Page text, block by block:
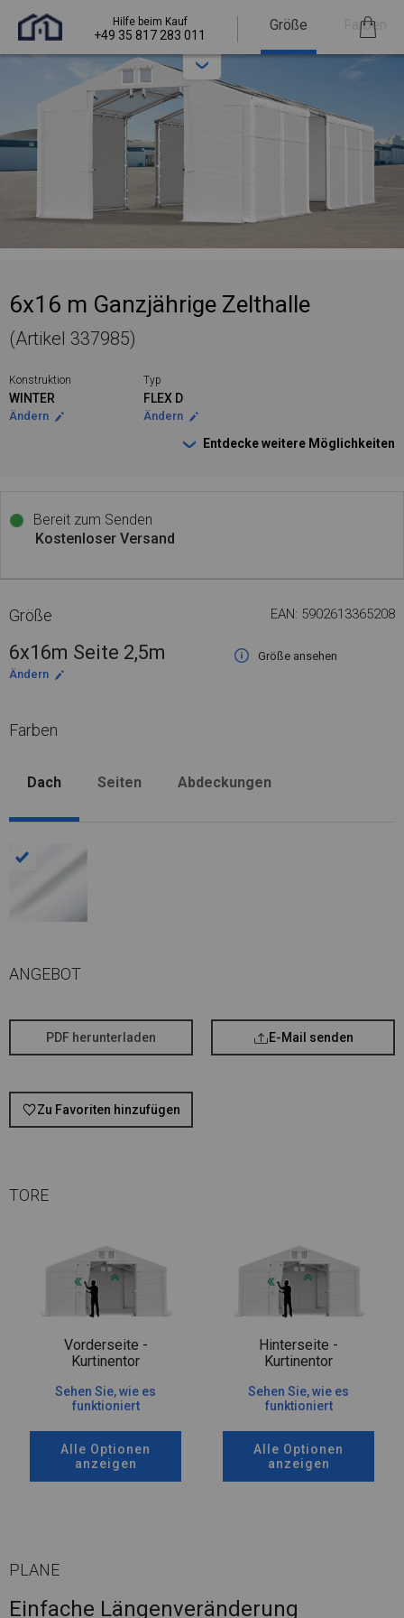
Hilfe beim Kauf
+49 35 817 283 011
Größe Farben
6x16 m Ganzjährige Zelthalle
(Artikel 337985)
Konstruktion
WINTER
Ändern
Typ
FLEX D
Ändern
Entdecke weitere Möglichkeiten
Bereit zum Senden
Kostenloser Versand
Größe EAN: 5902613365208
6x16m Seite 2,5m
Größe ansehen
Ändern
Farben
Dach Seiten Abdeckungen
ANGEBOT
PDF herunterladen E-Mail senden
Zu Favoriten hinzufügen
TORE
Vorderseite -
Kurtinentor
Sehen Sie, wie es
funktioniert
Alle Optionen
anzeigen
Hinterseite -
Kurtinentor
Sehen Sie, wie es
funktioniert
Alle Optionen
anzeigen
PLANE
Einfache Längenveränderung